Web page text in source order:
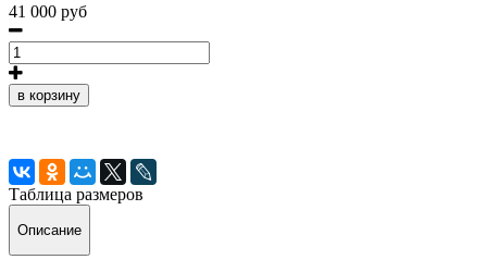
41 000 руб
в корзину
Таблица размеров
Описание